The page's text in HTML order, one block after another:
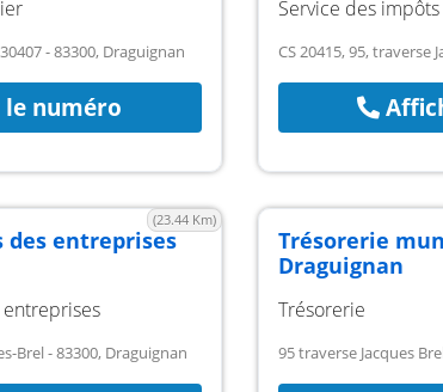
- 83300, Draguignan
numéro
Service des
CS 20415, 95, traverse
(23.44 Km)
des entreprises
Brel - 83300, Draguignan
Trésorerie
Draguignan
Trésorerie
95 traverse Jacques